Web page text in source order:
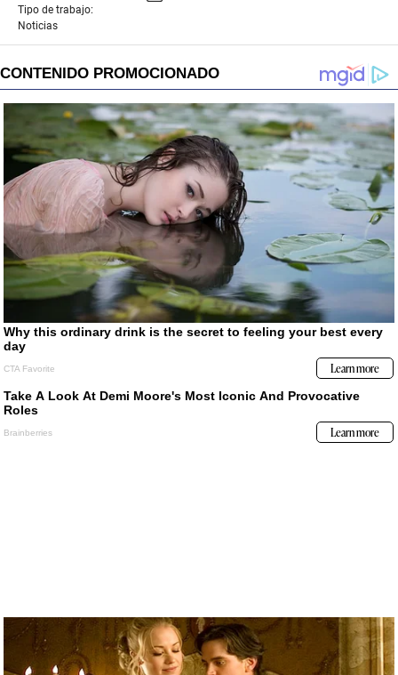
Tipo de trabajo:
Noticias